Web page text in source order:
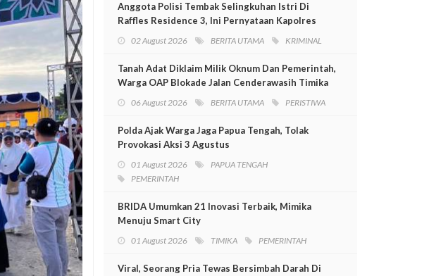
Anggota Polisi Tembak Selingkuhan Istri Di
Raffles Residence 3, Ini Pernyataan Kapolres
02 August 2026 BERITA UTAMA KRIMINAL
Tanah Adat Diklaim Milik Oknum Dan Pemerintah,
Warga OAP Blokade Jalan Cenderawasih Timika
06 August 2026 BERITA UTAMA PERISTIWA
Polda Ajak Warga Jaga Papua Tengah, Tolak
Provokasi Aksi 3 Agustus
01 August 2026
PAPUA TENGAH
PEMERINTAH
BRIDA Umumkan 21 Inovasi Terbaik, Mimika
Menuju Smart City
01 August 2026 TIMIKA PEMERINTAH
Viral, Seorang Pria Tewas Bersimbah Darah Di